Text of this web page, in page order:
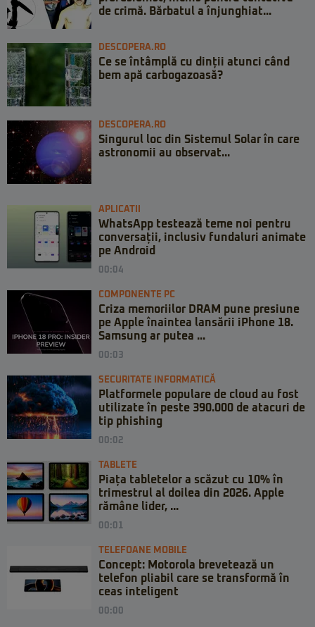
de crimă. Bărbatul a înjunghiat...
DESCOPERA.RO
Ce se întâmplă cu dinții atunci când
bem apă carbogazoasă?
DESCOPERA.RO
Singurul loc din Sistemul Solar în care
astronomii au observat...
APLICATII
WhatsApp testează teme noi pentru
conversații, inclusiv fundaluri animate
pe Android
00:04
COMPONENTE PC
Criza memoriilor DRAM pune presiune
pe Apple înaintea lansării iPhone 18.
Samsung ar putea ...
00:03
SECURITATE INFORMATICĂ
Platformele populare de cloud au fost
utilizate în peste 390.000 de atacuri de
tip phishing
00:02
TABLETE
Piața tabletelor a scăzut cu 10% în
trimestrul al doilea din 2026. Apple
rămâne lider, ...
00:01
TELEFOANE MOBILE
Concept: Motorola brevetează un
telefon pliabil care se transformă în
ceas inteligent
00:00